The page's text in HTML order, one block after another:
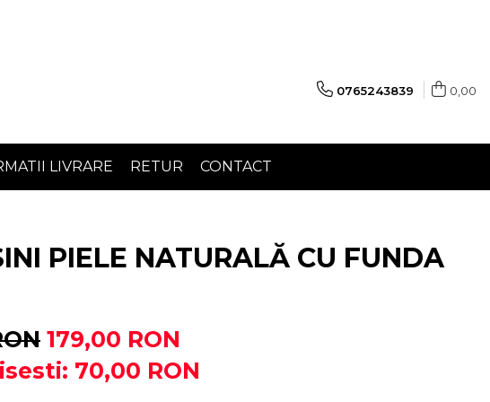
0765243839 0,00
LIVRARE RETUR CONTACT
PIELE NATURALĂ CU FUNDA
179,00 RON
70,00 RON